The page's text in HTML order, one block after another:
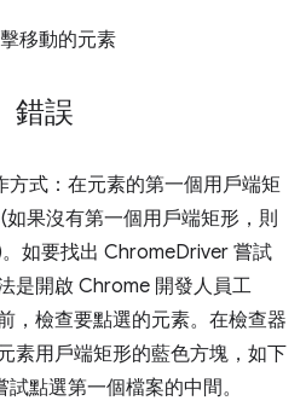
移動的元素
錯誤
式：在元素的第一個用戶端矩
果沒有第一個用戶端矩形，則
如要找出 ChromeDriver 嘗試
是開啟 Chrome 開發人員工
，檢查要點選的元素。在檢查器
素用戶端矩形的藍色方塊，如下
點選第一個檔案的中間。